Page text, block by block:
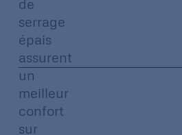
de
serrage
épais
assurent
un
meilleur
confort
sur